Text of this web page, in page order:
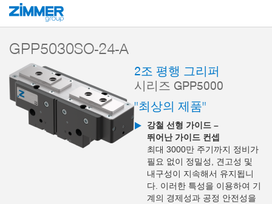
시작 제품
GPP5030SO-24-A
2조 평행 그리퍼
시리즈 GPP5000
"최상의 제품"
강철 선형 가이드 –
뛰어난 가이드 컨셉
최대 3000만 주기까지 정비가
필요 없이 정밀성, 견고성 및
내구성이 지속해서 유지됩니
다. 이러한 특성을 이용하여 기
계의 경제성과 공정 안전성을